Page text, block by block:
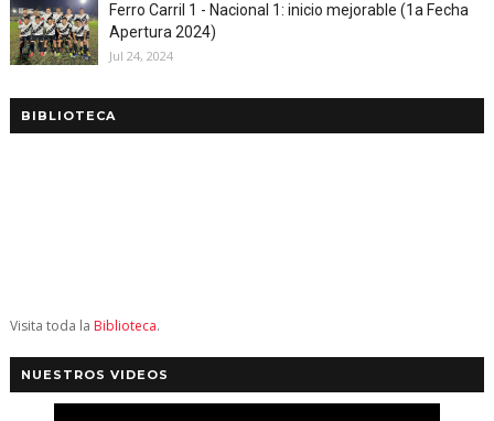
Ferro Carril 1 - Nacional 1: inicio mejorable (1a Fecha
Apertura 2024)
Jul 24, 2024
BIBLIOTECA
Visita toda la Biblioteca.
NUESTROS VIDEOS